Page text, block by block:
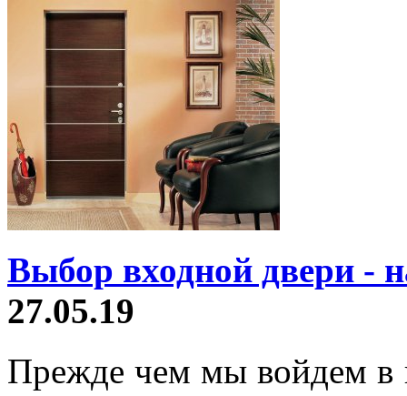
Выбор входной двери -
27.05.19
Прежде чем мы войдем в